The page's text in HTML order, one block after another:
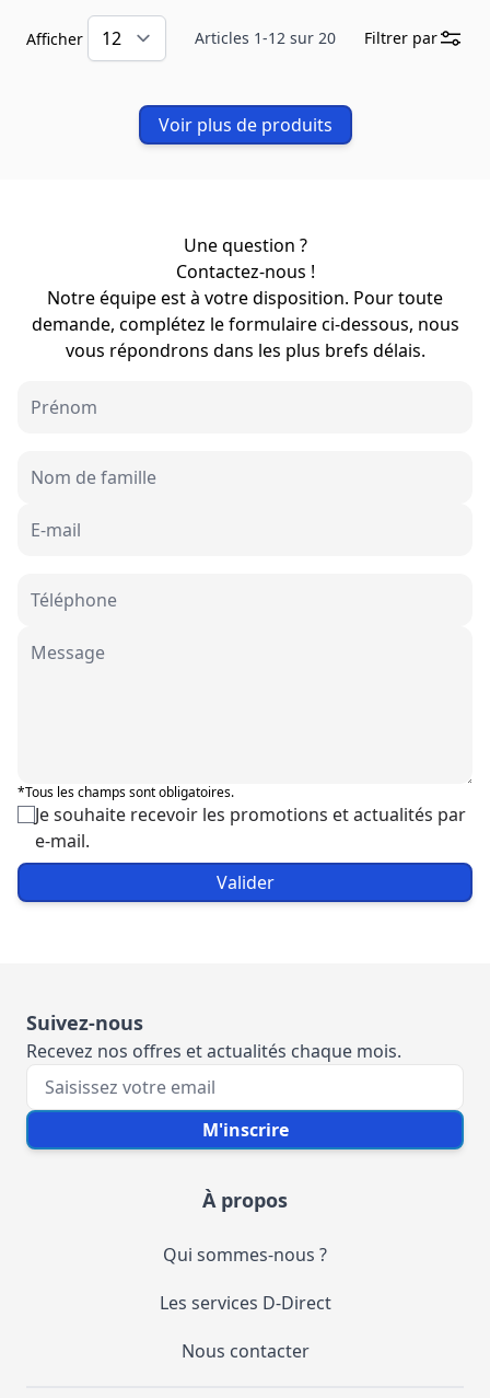
Articles 1-12 sur 20
Afficher Filtrer par
Voir plus de produits
Une question ?
Contactez-nous !
Notre équipe est à votre disposition. Pour toute
demande, complétez le formulaire ci-dessous, nous
vous répondrons dans les plus brefs délais.
*Tous les champs sont obligatoires.
Je souhaite recevoir les promotions et actualités par
e-mail.
Valider
Suivez-nous
Recevez nos offres et actualités chaque mois.
Votre e-mail M'inscrire
À propos
Qui sommes-nous ?
Les services D-Direct
Nous contacter